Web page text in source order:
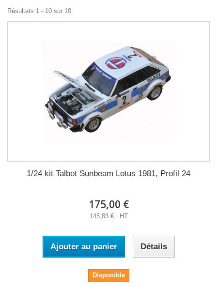
Résultats 1 - 10 sur 10.
1/24 kit Talbot Sunbeam Lotus 1981, Profil 24
175,00 €
145,83 € HT
Ajouter au panier Détails
Disponible